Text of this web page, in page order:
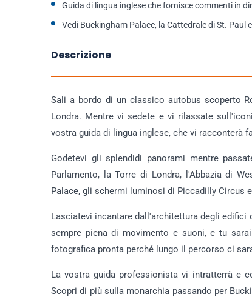
Guida di lingua inglese che fornisce commenti in
Vedi Buckingham Palace, la Cattedrale di St. Paul
Descrizione
Sali a bordo di un classico autobus scoperto
Londra. Mentre vi sedete e vi rilassate
vostra guida di lingua inglese, che vi
Godetevi gli splendidi panorami mentre
Parlamento, la Torre di Londra, l'Abbazia di
Palace, gli schermi luminosi di Piccadilly Circus
Lasciatevi incantare dall'architettura degli
sempre piena di movimento e suoni, e tu
fotografica pronta perché lungo il percorso ci
La vostra guida professionista vi intratterrà e
Scopri di più sulla monarchia passando per